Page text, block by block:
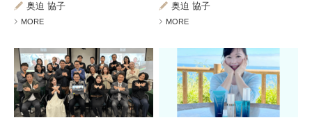
奥迫 協子
MORE
奥迫 協子
MORE